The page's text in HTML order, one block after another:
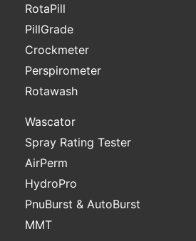
RotaPill
PillGrade
Crockmeter
Perspirometer
Rotawash
Wascator
Spray Rating Tester
AirPerm
HydroPro
PnuBurst & AutoBurst
MMT